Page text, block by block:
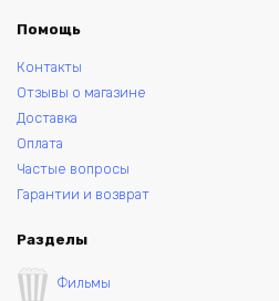
Помощь
Контакты
Отзывы о магазине
Доставка
Оплата
Частые вопросы
Гарантии и возврат
Разделы
Фильмы